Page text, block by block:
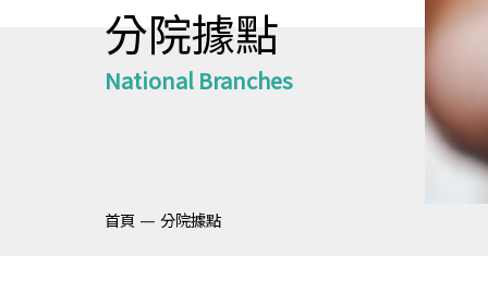
分院據點
National Branches
首頁 — 分院據點